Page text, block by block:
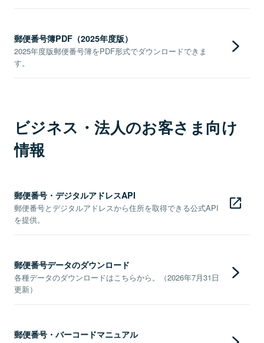
郵便番号簿PDF（2025年度版）
2025年度版郵便番号簿をPDF形式でダウンロードできま
す。
ビジネス・法人のお客さま向け
情報
郵便番号・デジタルアドレスAPI
郵便番号とデジタルアドレスから住所を取得できる公式API
を提供。
郵便番号データのダウンロード
各種データのダウンロードはこちらから。（2026年7月31日
更新）
郵便番号・バーコードマニュアル